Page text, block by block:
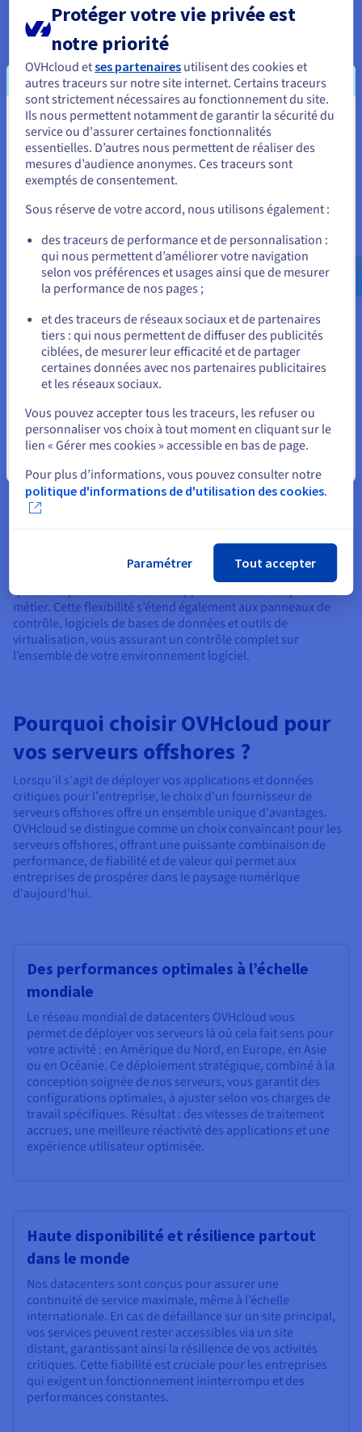
Performances offshores sur mesure
Avec un hébergement offshore OVHcloud, vous pouvez
configurer votre serveur web avec des processeurs Intel Xeon
et une grande capacité de RAM DDR, afin de répondre
précisément aux besoins de vos applications et charges de
travail intensives en mémoire. Que vous ayez besoin de
traitements haute fréquence pour des tâches exigeantes,
d’une mémoire étendue pour des applications axées sur les
données, ou d’un stockage à la fois rapide et spacieux grâce
aux SSD, la personnalisation vous permet d’optimiser votre
serveur pour des performances maximales.
Connectivité renforcée et portée mondiale
En commandant et en configurant un hébergement offshore,
vous accédez à des réseaux haut débit et fiables, qui
connectent votre serveur aux utilisateurs du monde entier.
Cette connectivité renforcée réduit la latence, améliore les
temps de chargement de vos sites web et garantit une
expérience fluide à votre audience internationale.
De plus, de nombreux fournisseurs offshores proposent des
solutions de réseau privé, comme le vRack d’OVHcloud, qui
permet une communication sécurisée et efficace entre votre
serveur et les autres services de l’écosystème du fournisseur.
Options logicielles flexibles
Notre hébergement offshore propose un large éventail de
systèmes d’exploitation (OS), vous offrant la liberté de
configurer votre environnement serveur, ainsi que la RAM et
Des différentes distributions Linux à Windows Server, vous
avez la possibilité de choisir, commander et configurer l’OS
qui correspond le mieux à vos applications et à vos processus
métier. Cette flexibilité s’étend également aux panneaux de
contrôle, logiciels de bases de données et outils de
virtualisation, vous assurant un contrôle complet sur
l’ensemble de votre environnement logiciel.
Pourquoi choisir OVHcloud pour
vos serveurs offshores ?
Lorsqu'il s'agit de déployer vos applications et données
critiques pour l'entreprise, le choix d'un fournisseur de
serveurs offshores offre un ensemble unique d'avantages.
OVHcloud se distingue comme un choix convaincant pour les
serveurs offshores, offrant une puissante combinaison de
performance, de fiabilité et de valeur qui permet aux
entreprises de prospérer dans le paysage numérique
d'aujourd'hui.
Des performances optimales à l’échelle
mondiale
Le réseau mondial de datacenters OVHcloud vous
permet de déployer vos serveurs là où cela fait sens pour
votre activité : en Amérique du Nord, en Europe, en Asie
ou en Océanie. Ce déploiement stratégique, combiné à la
conception soignée de nos serveurs, vous garantit des
configurations optimales, à ajuster selon vos charges de
travail spécifiques. Résultat : des vitesses de traitement
accrues, une meilleure réactivité des applications et une
expérience utilisateur optimisée.
Haute disponibilité et résilience partout
dans le monde
Nos datacenters sont conçus pour assurer une
continuité de service maximale, même à l’échelle
internationale. En cas de défaillance sur un site principal,
vos services peuvent rester accessibles via un site
distant, garantissant ainsi la résilience de vos activités
critiques. Cette fiabilité est cruciale pour les entreprises
qui exigent un fonctionnement ininterrompu et des
performances constantes.
Vous semblez être localisé en États-
Unis.
Pour commander, rendez-vous sur le site de votre pays (États-
Allez sur le site États-Unis
us.ovhcloud.com/
Anglais USD - $
ou
Rester sur le site actuel
Sélectionner un autre site web
Protéger votre vie privée est
notre priorité
OVHcloud etses partenaires utilisent des cookies et
autres traceurs sur notre site internet. Certains traceurs
sont strictement nécessaires au fonctionnement du site.
Ils nous permettent notamment de garantir la sécurité du
service ou d'assurer certaines fonctionnalités
essentielles. D’autres nous permettent de réaliser des
mesures d’audience anonymes. Ces traceurs sont
exemptés de consentement.
Sous réserve de votre accord, nous utilisons également :
des traceurs de performance et de personnalisation :
qui nous permettent d’améliorer votre navigation
selon vos préférences et usages ainsi que de mesurer
la performance de nos pages ;
et des traceurs de réseaux sociaux et de partenaires
tiers : qui nous permettent de diffuser des publicités
ciblées, de mesurer leur efficacité et de partager
certaines données avec nos partenaires publicitaires
et les réseaux sociaux.
Vous pouvez accepter tous les traceurs, les refuser ou
personnaliser vos choix à tout moment en cliquant sur le
lien « Gérer mes cookies » accessible en bas de page.
Pour plus d’informations, vous pouvez consulter notre
politique d'informations de d'utilisation des cookies.
Paramétrer Tout accepter